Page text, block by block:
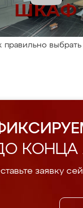
правильно
КОНЦА
заявку